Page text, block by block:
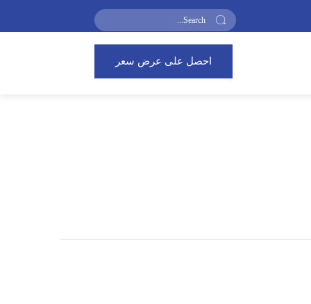
احصل على عرض سعر